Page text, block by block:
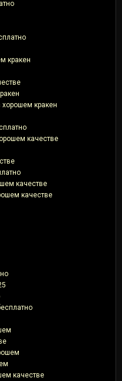
кракен
кракен
качестве
качестве
качестве
качестве